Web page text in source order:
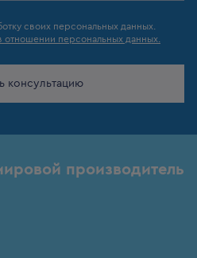
своих персональных данных.
отношении персональных данных.
консультацию
производитель